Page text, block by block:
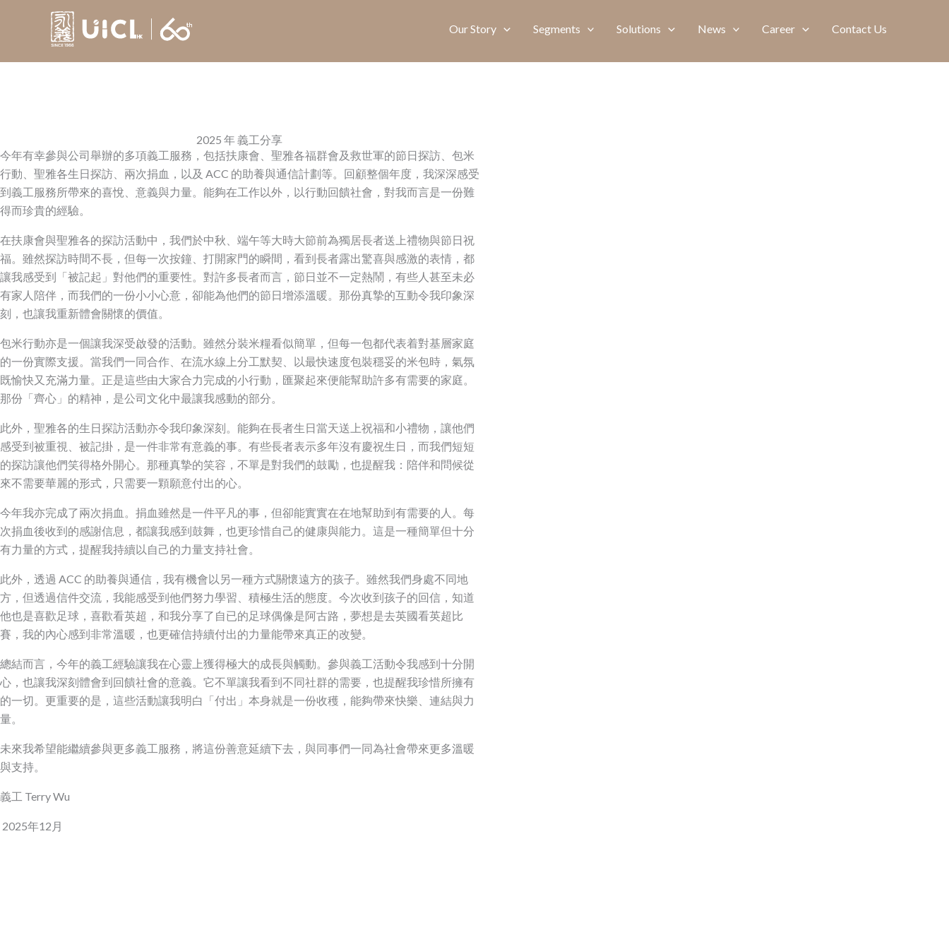
Our Story Segments Solutions News Career Contact Us
2025 年 義工分享
今年有幸參與公司舉辦的多項義工服務，包括扶康會、聖雅各福群會及救世軍的節日探訪、包米
行動、聖雅各生日探訪、兩次捐血，以及 ACC 的助養與通信計劃等。回顧整個年度，我深深感受
到義工服務所帶來的喜悅、意義與力量。能夠在工作以外，以行動回饋社會，對我而言是一份難
得而珍貴的經驗。
在扶康會與聖雅各的探訪活動中，我們於中秋、端午等大時大節前為獨居長者送上禮物與節日祝
福。雖然探訪時間不長，但每一次按鐘、打開家門的瞬間，看到長者露出驚喜與感激的表情，都
讓我感受到「被記起」對他們的重要性。對許多長者而言，節日並不一定熱鬧，有些人甚至未必
有家人陪伴，而我們的一份小小心意，卻能為他們的節日增添溫暖。那份真摯的互動令我印象深
刻，也讓我重新體會關懷的價值。
包米行動亦是一個讓我深受啟發的活動。雖然分裝米糧看似簡單，但每一包都代表着對基層家庭
的一份實際支援。當我們一同合作、在流水線上分工默契、以最快速度包裝穩妥的米包時，氣氛
既愉快又充滿力量。正是這些由大家合力完成的小行動，匯聚起來便能幫助許多有需要的家庭。
那份「齊心」的精神，是公司文化中最讓我感動的部分。
此外，聖雅各的生日探訪活動亦令我印象深刻。能夠在長者生日當天送上祝福和小禮物，讓他們
感受到被重視、被記掛，是一件非常有意義的事。有些長者表示多年沒有慶祝生日，而我們短短
的探訪讓他們笑得格外開心。那種真摯的笑容，不單是對我們的鼓勵，也提醒我：陪伴和問候從
來不需要華麗的形式，只需要一顆願意付出的心。
今年我亦完成了兩次捐血。捐血雖然是一件平凡的事，但卻能實實在在地幫助到有需要的人。每
次捐血後收到的感謝信息，都讓我感到鼓舞，也更珍惜自己的健康與能力。這是一種簡單但十分
有力量的方式，提醒我持續以自己的力量支持社會。
此外，透過 ACC 的助養與通信，我有機會以另一種方式關懷遠方的孩子。雖然我們身處不同地
方，但透過信件交流，我能感受到他們努力學習、積極生活的態度。今次收到孩子的回信，知道
他也是喜歡足球，喜歡看英超，和我分享了自已的足球偶像是阿古路，夢想是去英國看英超比
賽，我的內心感到非常溫暖，也更確信持續付出的力量能帶來真正的改變。
總結而言，今年的義工經驗讓我在心靈上獲得極大的成長與觸動。參與義工活動令我感到十分開
心，也讓我深刻體會到回饋社會的意義。它不單讓我看到不同社群的需要，也提醒我珍惜所擁有
的一切。更重要的是，這些活動讓我明白「付出」本身就是一份收穫，能夠帶來快樂、連結與力
量。
未來我希望能繼續參與更多義工服務，將這份善意延續下去，與同事們一同為社會帶來更多溫暖
與支持。
義工 Terry Wu
2025年12月